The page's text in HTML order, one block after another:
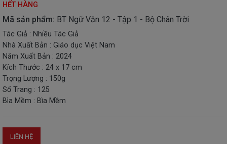
QUÀ
TẶNG
ĐỒ
CHƠI
THIẾT
BỊ
STEM
HẾT HÀNG
Mã sản phẩm: BT Ngữ Văn 12 - Tập 1 - Bộ Chân Trời
Tác Giả : Nhiều Tác Giả
Nhà Xuất Bản : Giáo dục Việt Nam
Năm Xuất Bản : 2024
Kích Thước : 24 x 17 cm
Trọng Lượng : 150g
Số Trang : 125
Bìa Mềm : Bìa Mềm
LIÊN HỆ